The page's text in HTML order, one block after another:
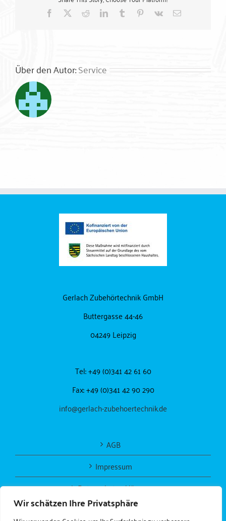
Wir schätzen Ihre Privatsphäre
Facebook RedditLinkedInTumblr Pinterest
Vk
E-
Über den Autor:Service
Gerlach Zubehörtechnik GmbH
Buttergasse 44-46
04249 Leipzig
Tel: +49 (0)341 42 61 60
Fax: +49 (0)341 42 90 290
info@gerlach-zubehoertechnik.de
AGB
Impressum
Datenschutzerklärung